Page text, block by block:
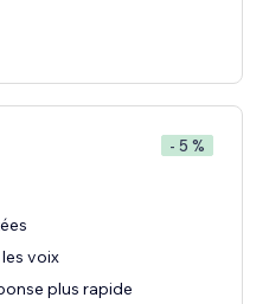
- 5 %
voix
plus rapide